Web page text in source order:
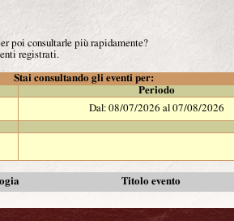
poi consultarle più rapidamente?
registrati.
Stai consultando gli eventi per:
Periodo
Dal: 08/07/2026 al 07/08/2026
Titolo evento